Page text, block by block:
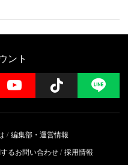
ント
YouTube Follow
編集部・運営情報
るお問い合わせ 採用情報